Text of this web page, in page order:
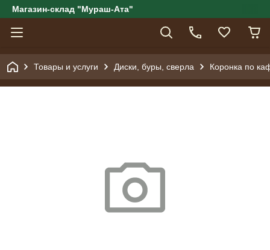
Магазин-склад "Мураш-Ата"
Товары и услуги Диски, буры, сверла Коронка по